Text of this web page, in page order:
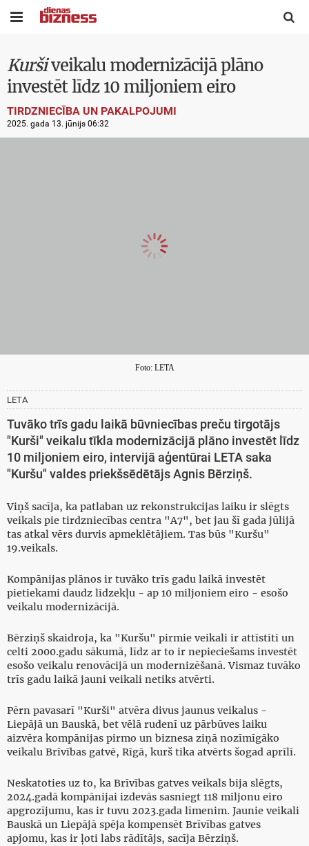
 
Kuršiveikalu modernizācijā plāno
investēt līdz 10 miljoniem eiro
TIRDZNIECĪBA UN PAKALPOJUMI
2025. gada 13. jūnijs 06:32
Foto: LETA
LETA
Tuvāko trīs gadu laikā būvniecības preču tirgotājs
"Kurši" veikalu tīkla modernizācijā plāno investēt līdz
10 miljoniem eiro, intervijā aģentūrai LETA saka
"Kuršu" valdes priekšsēdētājs Agnis Bērziņš.
Viņš sacīja, ka patlaban uz rekonstrukcijas laiku ir slēgts
veikals pie tirdzniecības centra "A7", bet jau šī gada jūlijā
tas atkal vērs durvis apmeklētājiem. Tas būs "Kuršu"
19.veikals.
Kompānijas plānos ir tuvāko trīs gadu laikā investēt
pietiekami daudz līdzekļu - ap 10 miljoniem eiro - esošo
veikalu modernizācijā.
Bērziņš skaidroja, ka "Kuršu" pirmie veikali ir attīstīti un
celti 2000.gadu sākumā, līdz ar to ir nepieciešams investēt
esošo veikalu renovācijā un modernizēšanā. Vismaz tuvāko
trīs gadu laikā jauni veikali netiks atvērti.
Pērn pavasarī "Kurši" atvēra divus jaunus veikalus -
Liepājā un Bauskā, bet vēlā rudenī uz pārbūves laiku
aizvēra kompānijas pirmo un biznesa ziņā nozīmīgāko
veikalu Brīvības gatvē, Rīgā, kurš tika atvērts šogad aprīlī.
Neskatoties uz to, ka Brīvības gatves veikals bija slēgts,
2024.gadā kompānijai izdevās sasniegt 118 miljonu eiro
apgrozījumu, kas ir tuvu 2023.gada līmenim. Jaunie veikali
Bauskā un Liepājā spēja kompensēt Brīvības gatves
apjomu, kas ir ļoti labs rādītājs, sacīja Bērziņš.